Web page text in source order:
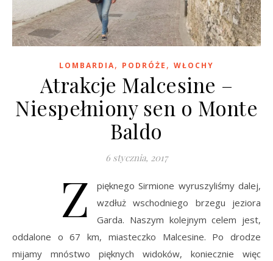
LOMBARDIA, PODRÓŻE , WŁOCHY
Atrakcje Malcesine –
Niespełniony sen o Monte
Baldo
6 stycznia, 2017
Z
pięknego Sirmione wyruszyliśmy dalej,
wzdłuż wschodniego brzegu jeziora
Garda. Naszym kolejnym celem jest,
oddalone o 67 km, miasteczko Malcesine. Po drodze
mijamy mnóstwo pięknych widoków, koniecznie więc